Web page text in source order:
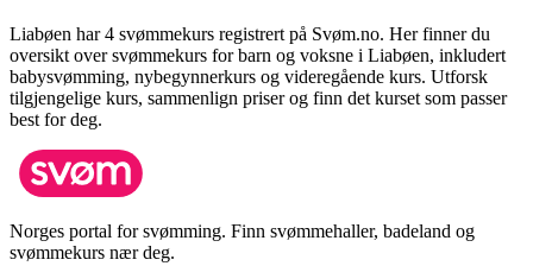
Liabøen har4 svømmekurs registrert på Svøm.no. Her finner du
oversikt over svømmekurs for barn og voksne i Liabøen, inkludert
babysvømming, nybegynnerkurs og videregående kurs. Utforsk
tilgjengelige kurs, sammenlign priser og finn det kurset som passer
best for deg.
Norges portal for svømming. Finn svømmehaller, badeland og
svømmekurs nær deg.